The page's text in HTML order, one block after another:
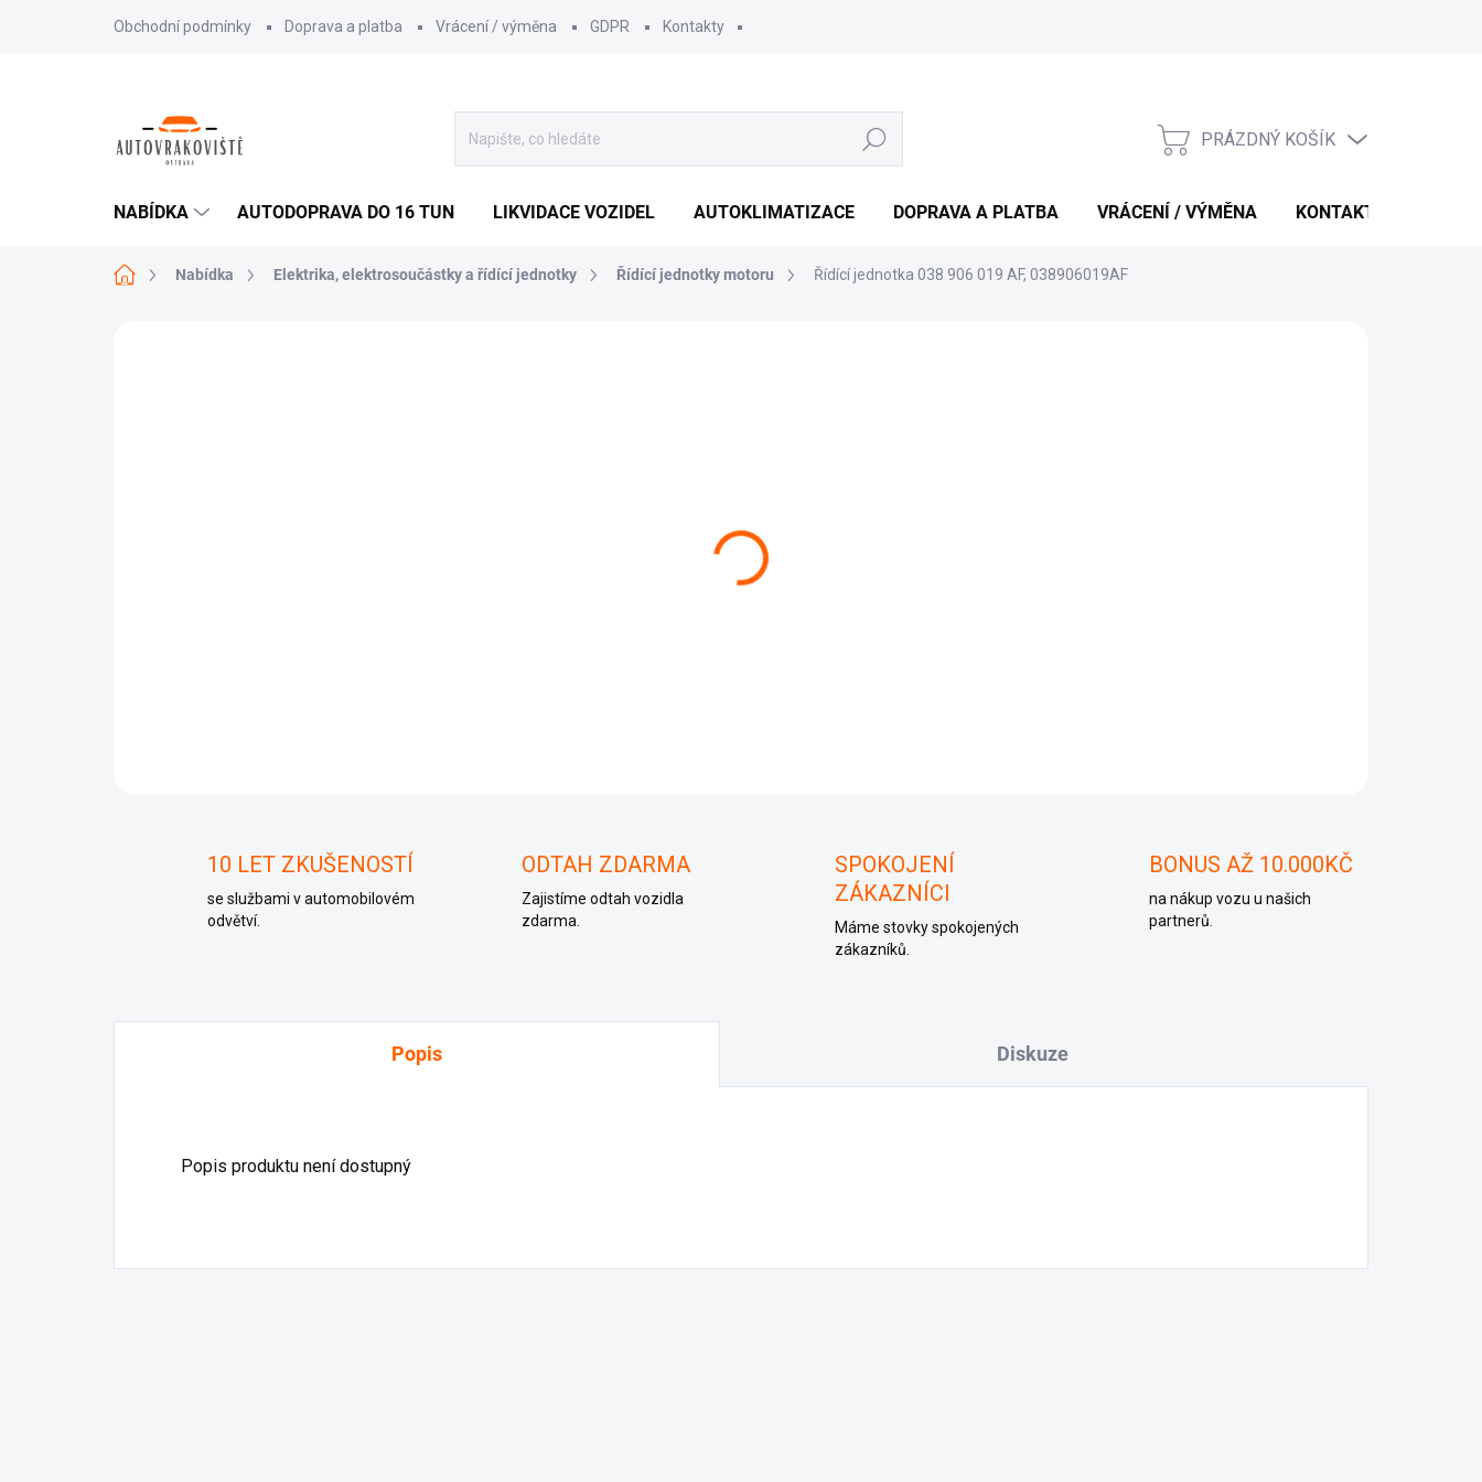
Obchodní podmínky Doprava a platba Vrácení / výměna GDPR Kontakty
Hledat
NÁKUPNÍ
PRÁZDNÝ KOŠÍK
NABÍDKA AUTODOPRAVA DO 16 TUN LIKVIDACE VOZIDEL AUTOKLIMATIZACE DOPRAVA A PLATBA VRÁCENÍ / VÝMĚNA KONTAKTY
Domů Nabídka Elektrika, elektrosoučástky a řídící jednotky Řídící jednotky motoru Řídící jednotka 038 906 019 AF, 038906019AF
10 LET ZKUŠENOSTÍ
se službami v automobilovém
odvětví.
ODTAH ZDARMA
Zajistíme odtah vozidla
zdarma.
SPOKOJENÍ
ZÁKAZNÍCI
Máme stovky spokojených
zákazníků.
BONUS AŽ 10.000KČ
na nákup vozu u našich
partnerů.
Popis Diskuze
Popis produktu není dostupný